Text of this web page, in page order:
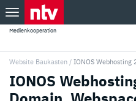
Medienkooperation
Website Baukasten / IONOS Webhosting
IONOS